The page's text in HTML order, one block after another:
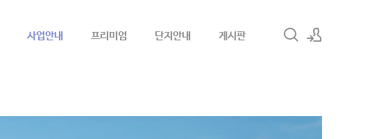
사업안내 프리미엄 단지안내 게시판